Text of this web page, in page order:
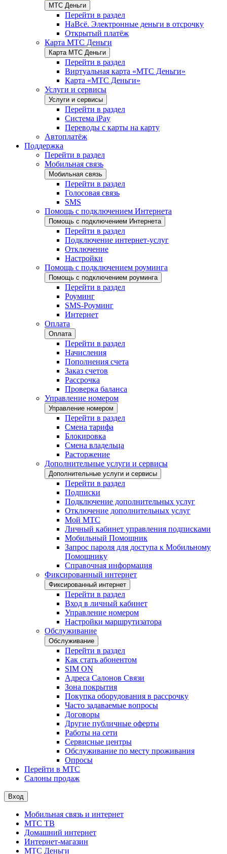
МТС Деньги
Перейти в раздел
НаВсё. Электронные деньги в отсрочку
Открытый платёж
Карта МТС Деньги
Карта МТС Деньги
Перейти в раздел
Виртуальная карта «МТС Деньги»
Карта «МТС Деньги»
Услуги и сервисы
Услуги и сервисы
Перейти в раздел
Система iPay
Переводы с карты на карту
Автоплатёж
Поддержка
Перейти в раздел
Мобильная связь
Мобильная связь
Перейти в раздел
Голосовая связь
SMS
Помощь с подключением Интернета
Помощь с подключением Интернета
Перейти в раздел
Подключение интернет-услуг
Отключение
Настройки
Помощь с подключением роуминга
Помощь с подключением роуминга
Перейти в раздел
Роуминг
SMS-Роуминг
Интернет
Оплата
Оплата
Перейти в раздел
Начисления
Пополнения счета
Заказ счетов
Рассрочка
Проверка баланса
Управление номером
Управление номером
Перейти в раздел
Смена тарифа
Блокировка
Смена владельца
Расторжение
Дополнительные услуги и сервисы
Дополнительные услуги и сервисы
Перейти в раздел
Подписки
Подключение дополнительных услуг
Отключение дополнительных услуг
Мой МТС
Личный кабинет управления подписками
Мобильный Помощник
Запрос пароля для доступа к Мобильному
Помощнику
Справочная информация
Фиксированный интернет
Фиксированный интернет
Перейти в раздел
Вход в личный кабинет
Управление номером
Настройки маршрутизатора
Обслуживание
Обслуживание
Перейти в раздел
Как стать абонентом
SIM ON
Адреса Салонов Связи
Зона покрытия
Покупка оборудования в рассрочку
Часто задаваемые вопросы
Договоры
Другие публичные оферты
Работы на сети
Сервисные центры
Обслуживание по месту проживания
Опросы
Перейти в МТС
Салоны продаж
Вход
Мобильная связь и интернет
МТС ТВ
Домашний интернет
Интернет-магазин
МТС Деньги